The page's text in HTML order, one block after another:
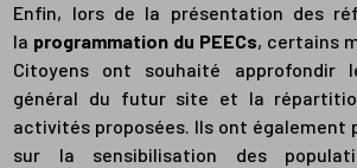
Enfin, lors de la présentation des
la programmation du PEECs, certains
Citoyens ont souhaité approfondir
général du futur site et la
activités proposées. Ils ont également
sur la sensibilisation des